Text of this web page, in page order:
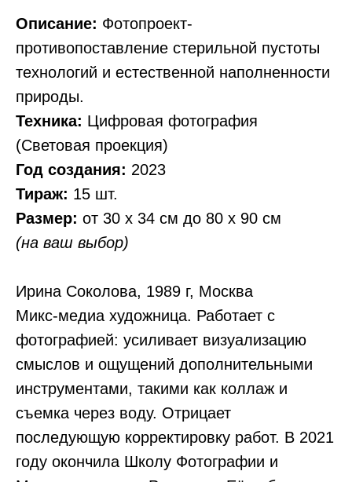
Описание: Фотопроект-
противопоставление стерильной пустоты
технологий и естественной наполненности
природы.
Техника: Цифровая фотография
(Световая проекция)
Год создания: 2023
Тираж: 15 шт.
Размер: от 30 х 34 см до 80 х 90 см
(на ваш выбор)
Ирина Соколова, 1989 г, Москва
Микс-медиа художница. Работает с
фотографией: усиливает визуализацию
смыслов и ощущений дополнительными
инструментами, такими как коллаж и
съемка через воду. Отрицает
последующую корректировку работ. В 2021
году окончила Школу Фотографии и